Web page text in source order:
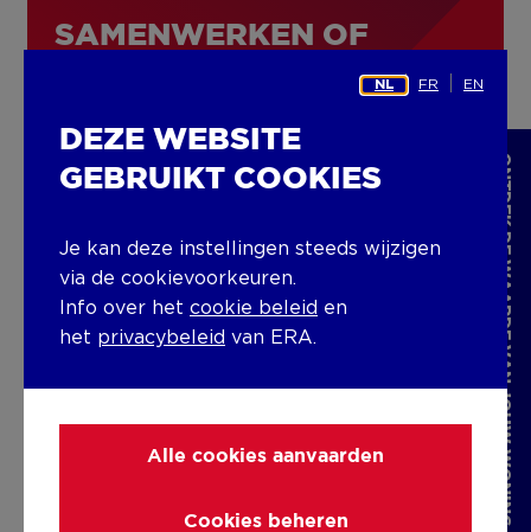
SAMENWERKEN OF
Heb je vragen of wil je meer informatie?
Neem gerust
contactop, ons team staat
naar een uitdagende job waar elke dag
anders is? Je droomjob is zo gevonden bij
ERA CHÂTELAIN.
ONTDEK DE WAARDE VAN JOUW WONING
NL FR EN
DEZE WEBSITE
GEBRUIKT COOKIES
Je kan deze instellingen steeds wijzigen
via de cookievoorkeuren.
Info over het cookie beleid en
het privacybeleid van ERA.
Alle cookies aanvaarden
Cookies beheren